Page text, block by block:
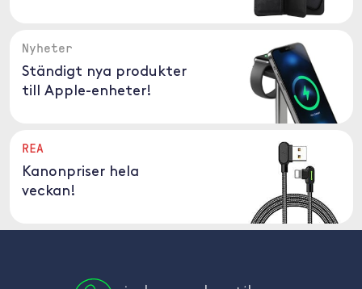
Nyheter
Ständigt nya produkter
till Apple-enheter!
REA
Kanonpriser hela
veckan!